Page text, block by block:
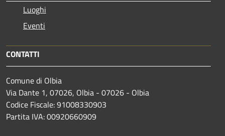
Luoghi
Eventi
CONTATTI
Comune di Olbia
Via Dante 1, 07026, Olbia - 07026 - Olbia
Codice Fiscale: 91008330903
Partita IVA: 00920660909